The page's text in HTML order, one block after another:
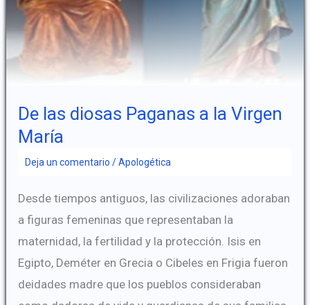
De las diosas Paganas a la Virgen
María
Deja un comentario /Apologética
Desde tiempos antiguos, las civilizaciones adoraban
a figuras femeninas que representaban la
maternidad, la fertilidad y la protección. Isis en
Egipto, Deméter en Grecia o Cibeles en Frigia fueron
deidades madre que los pueblos consideraban